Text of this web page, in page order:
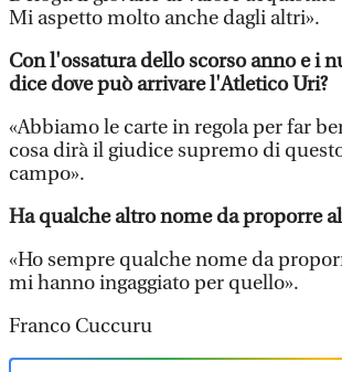
Mi aspetto molto anche dagli altri».
Con l'ossatura dello scorso anno e i
dice dove può arrivare l'Atletico Uri?
«Abbiamo le carte in regola per far
cosa dirà il giudice supremo di
campo».
Ha qualche altro nome da proporre
«Ho sempre qualche nome da
mi hanno ingaggiato per quello».
Franco Cuccuru